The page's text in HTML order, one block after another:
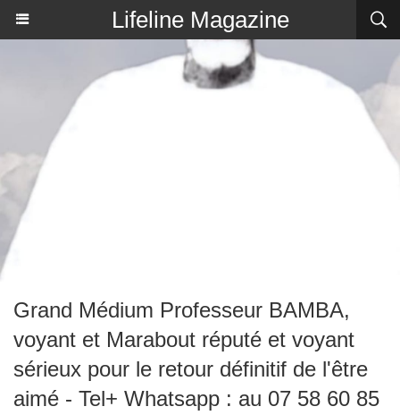
Lifeline Magazine
Grand Médium Professeur BAMBA,
voyant et Marabout réputé et voyant
sérieux pour le retour définitif de l'être
aimé - Tel+ Whatsapp : au 07 58 60 85